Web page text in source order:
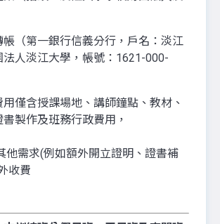
（第一銀行信義分行，戶名：淡江
法人淡江大學，帳號：1621-000-
含授課場地、講師鐘點、教材、
證書製作及班務行政費用，
求(例如額外開立證明、證書補
收費